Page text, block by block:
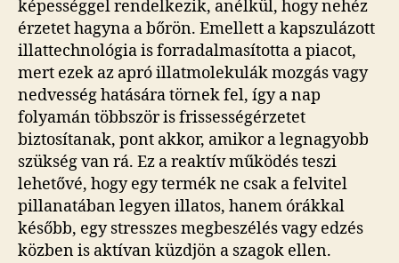
képességgel rendelkezik, anélkül, hogy nehéz
érzetet hagyna a bőrön. Emellett a kapszulázott
illattechnológia is forradalmasította a piacot,
mert ezek az apró illatmolekulák mozgás vagy
nedvesség hatására törnek fel, így a nap
folyamán többször is frissességérzetet
biztosítanak, pont akkor, amikor a legnagyobb
szükség van rá. Ez a reaktív működés teszi
lehetővé, hogy egy termék ne csak a felvitel
pillanatában legyen illatos, hanem órákkal
később, egy stresszes megbeszélés vagy edzés
közben is aktívan küzdjön a szagok ellen.